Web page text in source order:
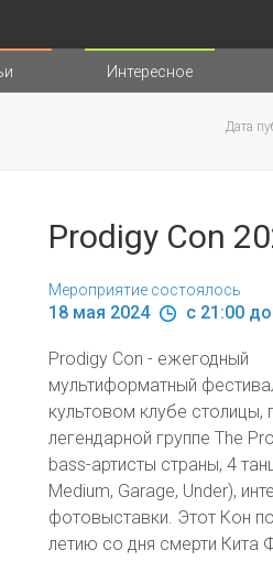
Интересное
Дата
Prodigy Con
Мероприятие состоялось
18 мая 2024 c 21:00
Prodigy Con - ежегодный
мультиформатный
культовом клубе столицы,
легендарной группе The
bass-артисты страны, 4
Medium, Garage, Under),
фотовыставки. Этот Кон
летию со дня смерти Кита